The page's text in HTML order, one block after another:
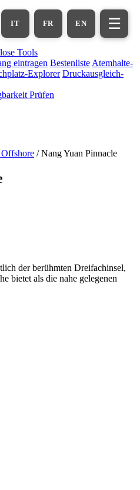
EN
FR
IT ☰
Tools
eintragen Bestenliste Atemhalte-
Explorer Druckausgleich-
Prüfen
/ Nang Yuan Pinnacle
der berühmten Dreifachinsel,
bietet als die nahe gelegenen